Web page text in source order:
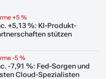
+5 %
+5,13 %: KI-Produkt-
stützen
-5 %
-7,91 %: Fed-Sorgen und
Cloud-Spezialisten